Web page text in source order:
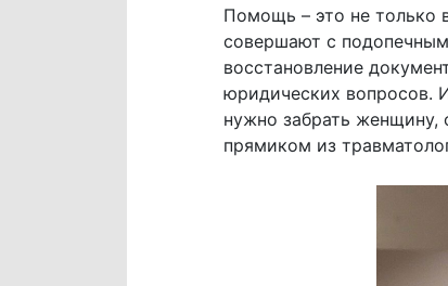
Помощь – это не только
совершают с
восстановление
юридических вопросов.
нужно забрать женщину,
прямиком из